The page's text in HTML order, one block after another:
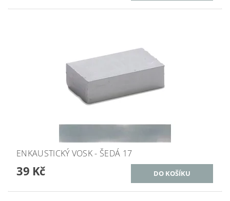
ENKAUSTICKÝ VOSK - ŠEDÁ 17
39 Kč